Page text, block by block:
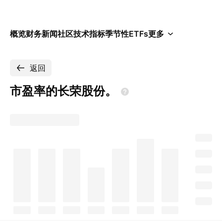
概览财务新闻社区技术指标季节性ETFs更多
返回
市盈率的长荣股份。